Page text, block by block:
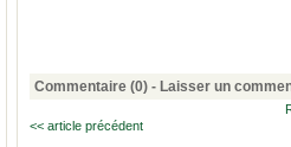
Commentaire (0) - Laisser un
<< article précédent